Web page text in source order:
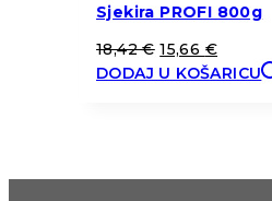
Sjekira PROFI 800g
18,42€ 15,66 €
DODAJ U KOŠARICU